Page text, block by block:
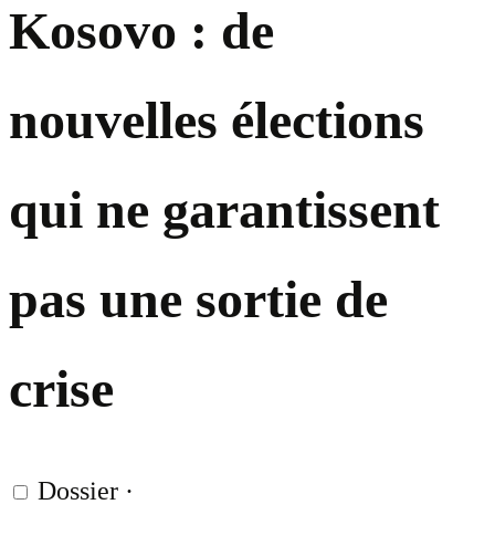
Kosovo : de
nouvelles élections
qui ne garantissent
pas une sortie de
crise
Dossier ·